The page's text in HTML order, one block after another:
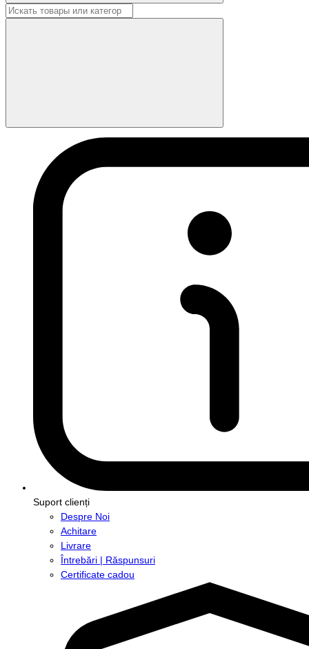
Suport clienți
Despre Noi
Achitare
Livrare
Întrebări | Răspunsuri
Certificate cadou